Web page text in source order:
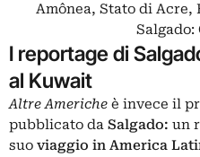
Amônea, Stato di Acre,
Salgado:
I reportage di
al Kuwait
Altre Americhe è invece il
pubblicato da Salgado: un
suo viaggio in America